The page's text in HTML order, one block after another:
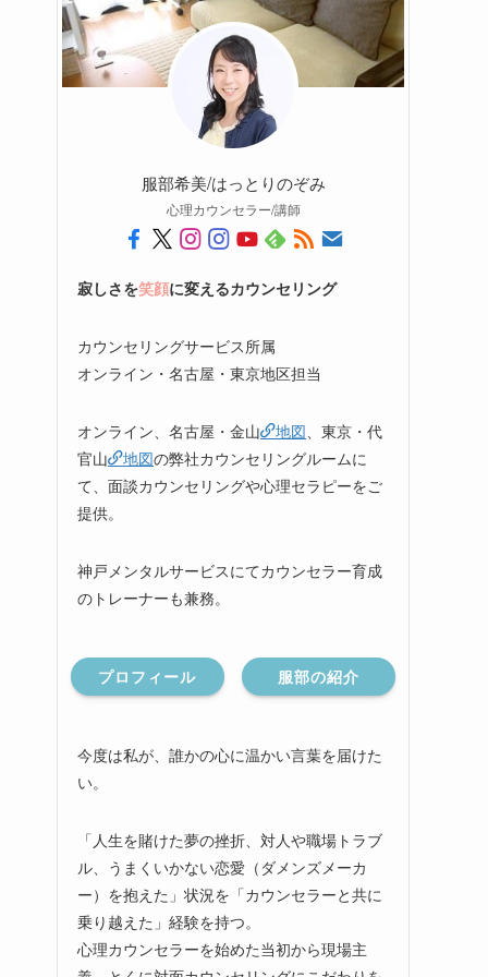
服部希美/はっとりのぞみ
心理カウンセラー/講師
寂しさを笑顔に変えるカウンセリング
カウンセリングサービス所属
オンライン・名古屋・東京地区担当
オンライン、名古屋・金山 地図、東京・代
官山
地図の弊社カウンセリングルームに
て、面談カウンセリングや心理セラピーをご
提供。
神戸メンタルサービスにてカウンセラー育成
のトレーナーも兼務。
プロフィール 服部の紹介
今度は私が、誰かの心に温かい言葉を届けた
い。
「人生を賭けた夢の挫折、対人や職場トラブ
ル、うまくいかない恋愛（ダメンズメーカ
ー）を抱えた」状況を「カウンセラーと共に
乗り越えた」経験を持つ。
心理カウンセラーを始めた当初から現場主